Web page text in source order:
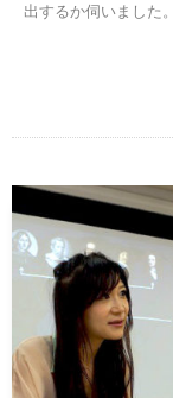
出するか伺いました。